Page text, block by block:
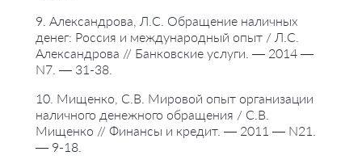
9. Александрова, Л.С. Обращение наличных
денег: Россия и международный опыт / Л.С.
Александрова // Банковские услуги. — 2014 —
N7. — 31-38.
10. Мищенко, С.В. Мировой опыт организации
наличного денежного обращения / С.В.
Мищенко // Финансы и кредит. — 2011 — N21.
— 9-18.